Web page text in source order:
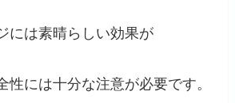
には素晴らしい効果が
性には十分な注意が必要です。